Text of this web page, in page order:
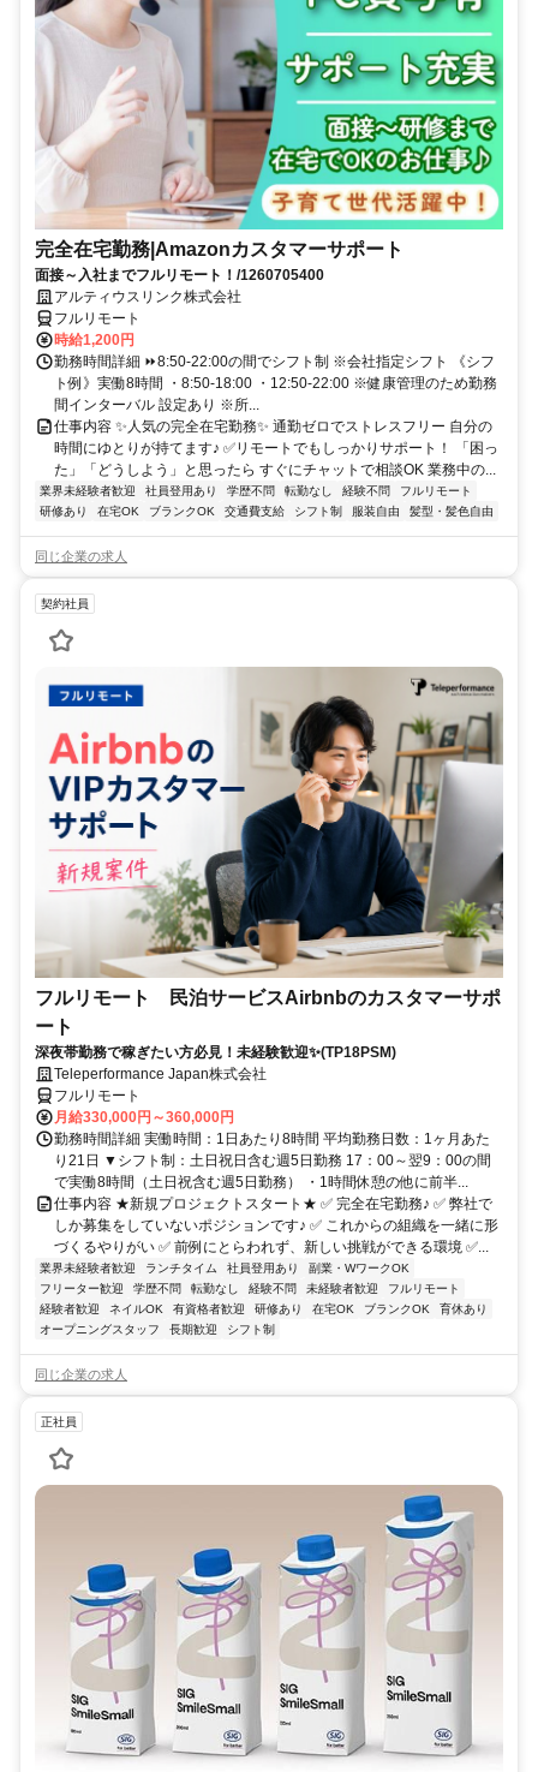
完全在宅勤務|Amazonカスタマーサポート
面接～入社までフルリモート！/1260705400
アルティウスリンク株式会社
フルリモート
時給1,200円
勤務時間詳細 ⏩8:50-22:00の間でシフト制 ※会社指定シフト 《シフ
ト例》実働8時間 ・8:50-18:00 ・12:50-22:00 ※健康管理のため勤務
間インターバル 設定あり ※所...
仕事内容 ✨人気の完全在宅勤務✨ 通勤ゼロでストレスフリー 自分の
時間にゆとりが持てます♪ ✅リモートでもしっかりサポート！ 「困っ
た」「どうしよう」と思ったら すぐにチャットで相談OK 業務中の...
業界未経験者歓迎 社員登用あり 学歴不問 転勤なし 経験不問
フルリモート
研修あり
在宅OK ブランクOK 交通費支給 シフト制 服装自由 髪型・髪色自由
同じ企業の求人
契約社員
フルリモート 民泊サービスAirbnbのカスタマーサポ
ート
深夜帯勤務で稼ぎたい方必見！未経験歓迎✨(TP18PSM)
Teleperformance Japan株式会社
フルリモート
月給330,000円～360,000円
勤務時間詳細 実働時間：1日あたり8時間 平均勤務日数：1ヶ月あた
り21日 ▼シフト制：土日祝日含む週5日勤務 17：00～翌9：00の間
で実働8時間（土日祝含む週5日勤務） ・1時間休憩の他に前半...
仕事内容 ★新規プロジェクトスタート★ ✅ 完全在宅勤務♪ ✅ 弊社で
しか募集をしていないポジションです♪ ✅ これからの組織を一緒に形
づくるやりがい ✅ 前例にとらわれず、新しい挑戦ができる環境 ✅...
業界未経験者歓迎 ランチタイム 社員登用あり
副業・WワークOK
フリーター歓迎
学歴不問 転勤なし 経験不問 未経験者歓迎
フルリモート
経験者歓迎
ネイルOK 有資格者歓迎 研修あり 在宅OK ブランクOK
育休あり
オープニングスタッフ
長期歓迎 シフト制
同じ企業の求人
正社員